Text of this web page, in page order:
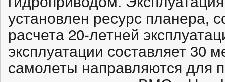
установлен ресурс планера,
расчета 20-летней
эксплуатации составляет 30
самолеты направляются для